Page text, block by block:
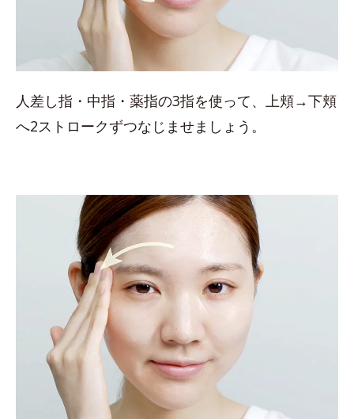
人差し指・中指・薬指の3指を使って、上頬→下頬
へ2ストロークずつなじませましょう。